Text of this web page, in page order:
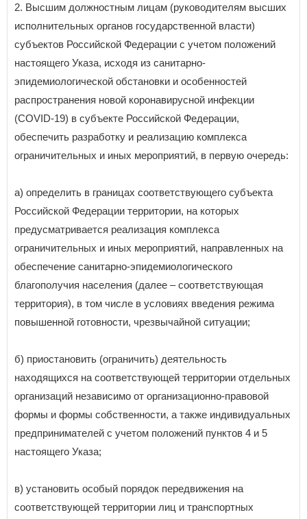
2. Высшим должностным лицам (руководителям высших
исполнительных органов государственной власти)
субъектов Российской Федерации с учетом положений
настоящего Указа, исходя из санитарно-
эпидемиологической обстановки и особенностей
распространения новой коронавирусной инфекции
(COVID-19) в субъекте Российской Федерации,
обеспечить разработку и реализацию комплекса
ограничительных и иных мероприятий, в первую очередь:
а) определить в границах соответствующего субъекта
Российской Федерации территории, на которых
предусматривается реализация комплекса
ограничительных и иных мероприятий, направленных на
обеспечение санитарно-эпидемиологического
благополучия населения (далее – соответствующая
территория), в том числе в условиях введения режима
повышенной готовности, чрезвычайной ситуации;
б) приостановить (ограничить) деятельность
находящихся на соответствующей территории отдельных
организаций независимо от организационно-правовой
формы и формы собственности, а также индивидуальных
предпринимателей с учетом положений пунктов 4 и 5
настоящего Указа;
в) установить особый порядок передвижения на
соответствующей территории лиц и транспортных